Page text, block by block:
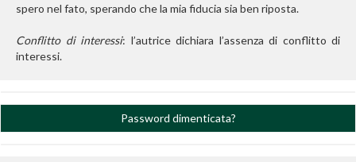
spero nel fato, sperando che la mia fiducia sia ben riposta.
Conflitto di interessi: l’autrice dichiara l’assenza di conflitto di
interessi.
Password dimenticata?